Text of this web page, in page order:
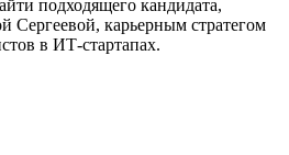
подходящего кандидата,
Сергеевой, карьерным стратегом
в ИТ-стартапах.